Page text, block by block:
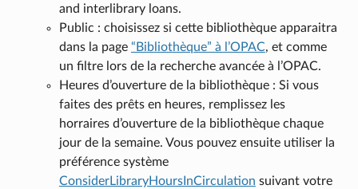
and interlibrary loans.
Public : choisissez si cette bibliothèque apparaitra
dans la page “Bibliothèque” à l’OPAC, et comme
un filtre lors de la recherche avancée à l’OPAC.
Heures d’ouverture de la bibliothèque : Si vous
faites des prêts en heures, remplissez les
horraires d’ouverture de la bibliothèque chaque
jour de la semaine. Vous pouvez ensuite utiliser la
préférence système
ConsiderLibraryHoursInCirculation suivant votre